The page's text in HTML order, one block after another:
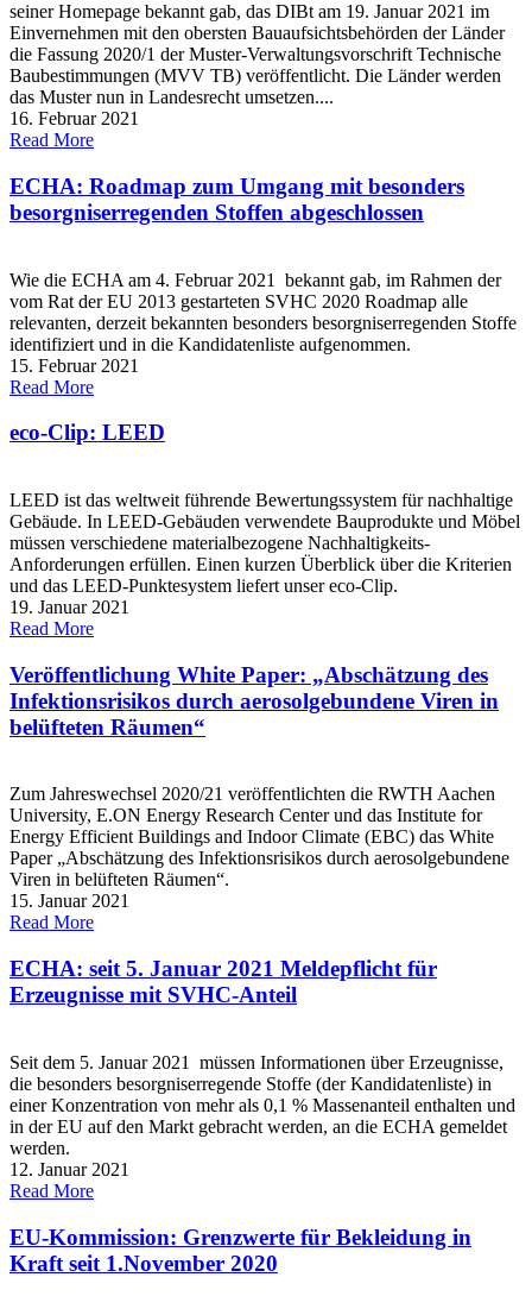
seiner Homepage bekannt gab, das DIBt am 19. Januar 2021 im
Einvernehmen mit den obersten Bauaufsichtsbehörden der Länder
die Fassung 2020/1 der Muster-Verwaltungsvorschrift Technische
Baubestimmungen (MVV TB) veröffentlicht. Die Länder werden
das Muster nun in Landesrecht umsetzen....
16. Februar 2021
Read More
ECHA: Roadmap zum Umgang mit besonders
besorgniserregenden Stoffen abgeschlossen
Wie die ECHA am 4. Februar 2021 bekannt gab, im Rahmen der
vom Rat der EU 2013 gestarteten SVHC 2020 Roadmap alle
relevanten, derzeit bekannten besonders besorgniserregenden Stoffe
identifiziert und in die Kandidatenliste aufgenommen.
15. Februar 2021
Read More
eco-Clip: LEED
LEED ist das weltweit führende Bewertungssystem für nachhaltige
Gebäude. In LEED-Gebäuden verwendete Bauprodukte und Möbel
müssen verschiedene materialbezogene Nachhaltigkeits-
Anforderungen erfüllen. Einen kurzen Überblick über die Kriterien
und das LEED-Punktesystem liefert unser eco-Clip.
19. Januar 2021
Read More
Veröffentlichung White Paper: „Abschätzung des
Infektionsrisikos durch aerosolgebundene Viren in
belüfteten Räumen“
Zum Jahreswechsel 2020/21 veröffentlichten die RWTH Aachen
University, E.ON Energy Research Center und das Institute for
Energy Efficient Buildings and Indoor Climate (EBC) das White
Paper „Abschätzung des Infektionsrisikos durch aerosolgebundene
Viren in belüfteten Räumen“.
15. Januar 2021
Read More
ECHA: seit 5. Januar 2021 Meldepflicht für
Erzeugnisse mit SVHC-Anteil
Seit dem 5. Januar 2021 müssen Informationen über Erzeugnisse,
die besonders besorgniserregende Stoffe (der Kandidatenliste) in
einer Konzentration von mehr als 0,1 % Massenanteil enthalten und
in der EU auf den Markt gebracht werden, an die ECHA gemeldet
werden.
12. Januar 2021
Read More
EU-Kommission: Grenzwerte für Bekleidung in
Kraft seit 1.November 2020